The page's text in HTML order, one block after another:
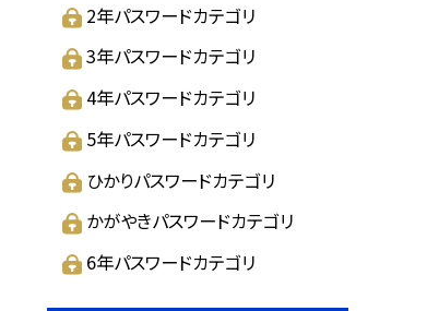
2年パスワードカテゴリ
3年パスワードカテゴリ
4年パスワードカテゴリ
5年パスワードカテゴリ
ひかりパスワードカテゴリ
かがやきパスワードカテゴリ
6年パスワードカテゴリ